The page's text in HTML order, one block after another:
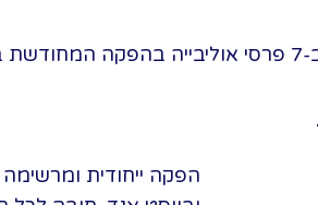
הפקה ייחודית